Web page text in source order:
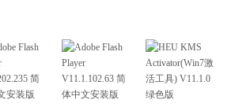
简体中文版